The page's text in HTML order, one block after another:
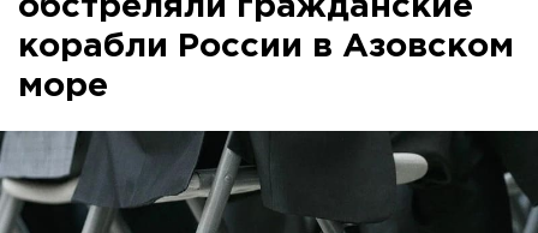
обстреляли гражданские
корабли России в Азовском
море